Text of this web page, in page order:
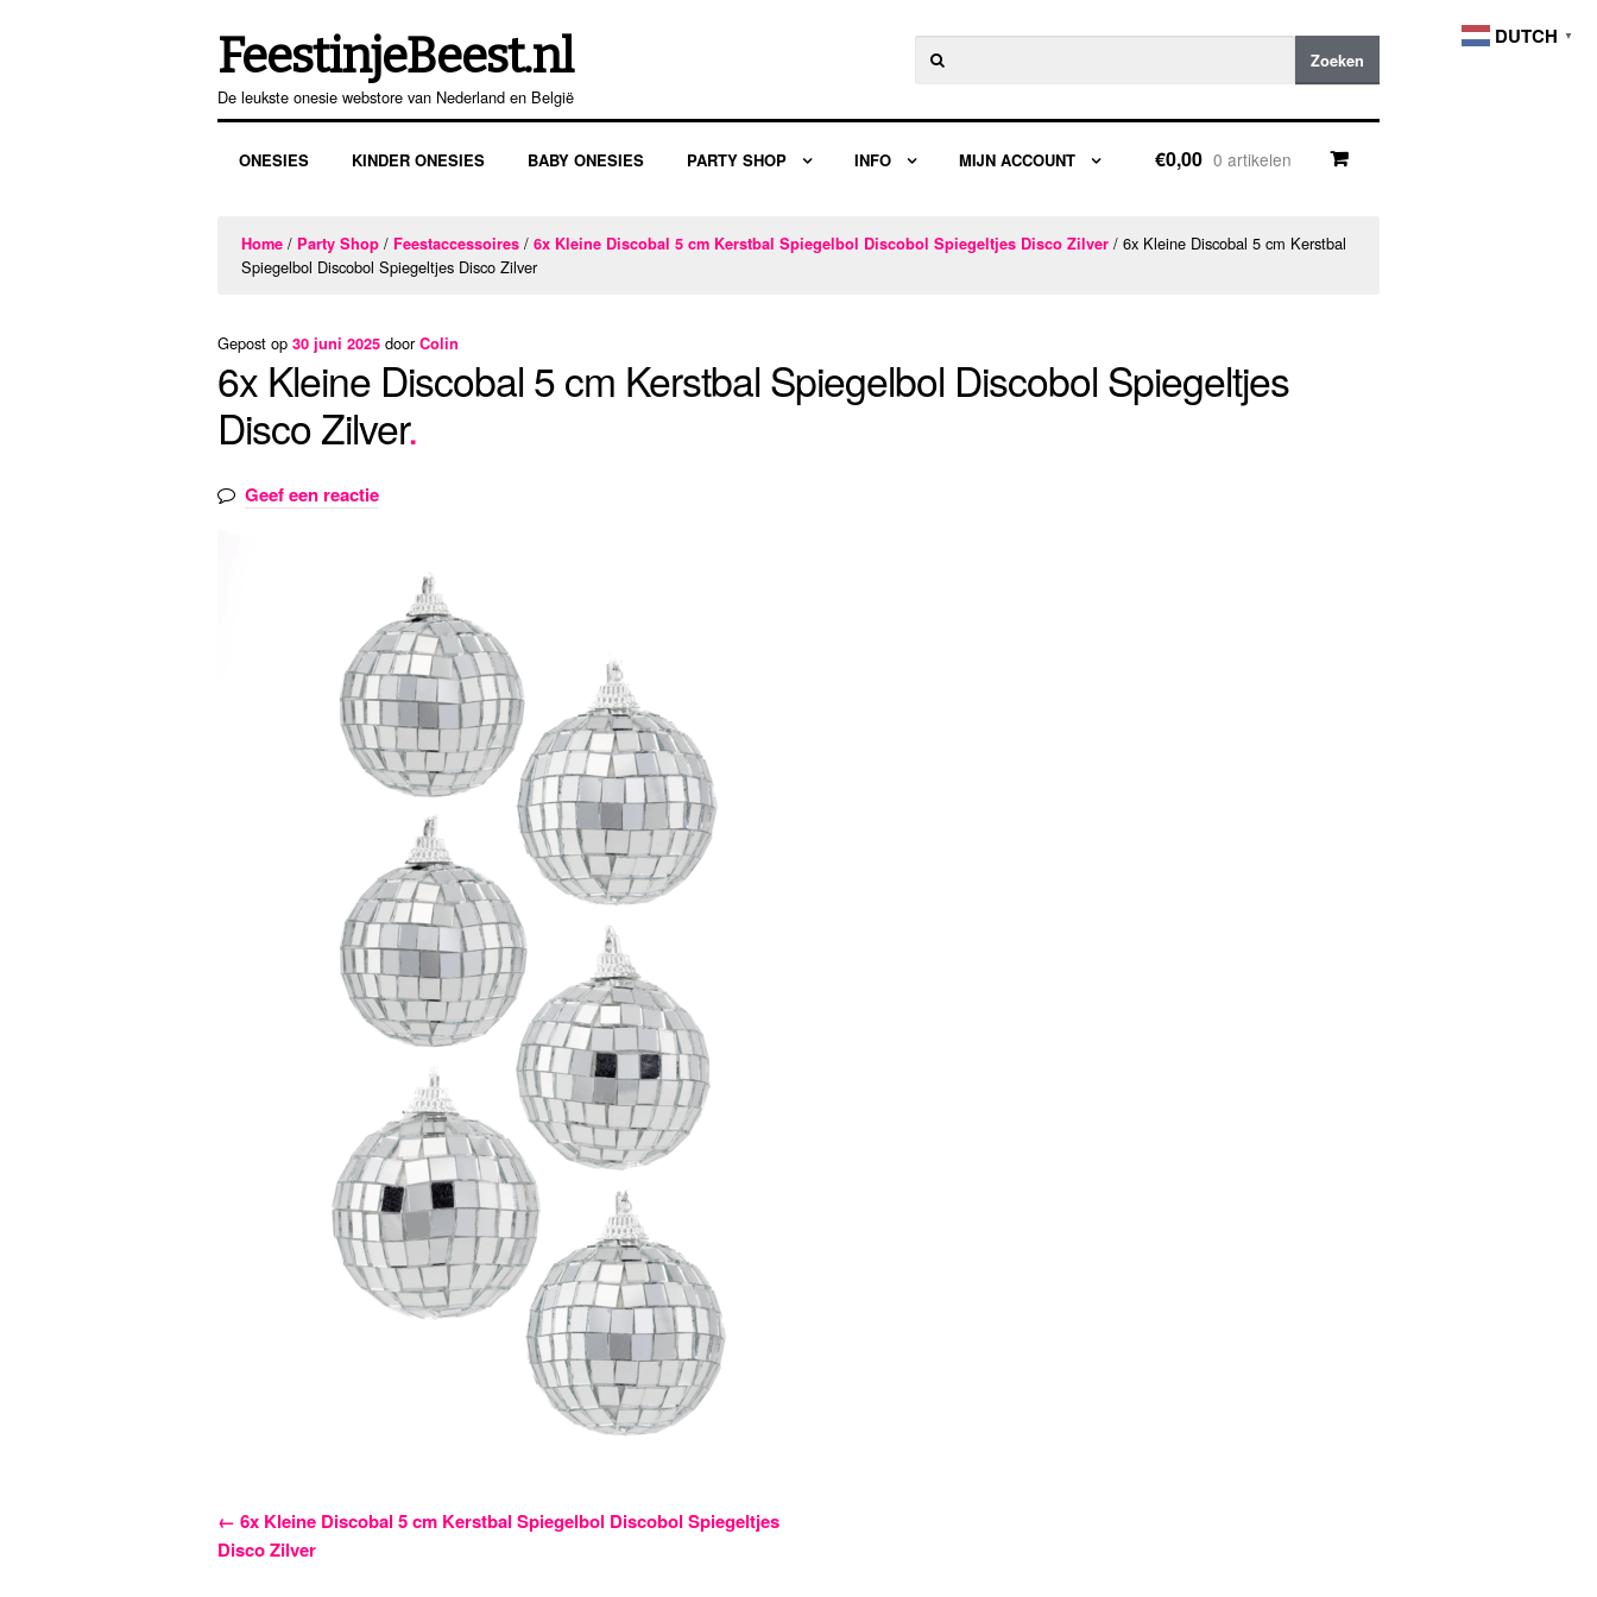
Ga
door
naar
Ga
direct
naar
inhoud
FeestinjeBeest.nl
De leukste onesie webstore van Nederland en België
naar:
Zoeken
ONESIES KINDER ONESIES BABY ONESIES PARTY SHOP INFO MIJN ACCOUNT €0,00 0 artikelen
Home / Party Shop / Feestaccessoires /6x Kleine Discobal 5 cm Kerstbal Spiegelbol Discobol Spiegeltjes Disco Zilver / 6x Kleine Discobal 5 cm Kerstbal
Spiegelbol Discobol Spiegeltjes Disco Zilver
Gepost op30 juni 2025 doorColin
6x Kleine Discobal 5 cm Kerstbal Spiegelbol Discobol Spiegeltjes
Disco Zilver
Geef een reactie
Bericht
← 6x Kleine Discobal 5 cm Kerstbal Spiegelbol Discobol Spiegeltjes
Disco Zilver
DUTCH ▼